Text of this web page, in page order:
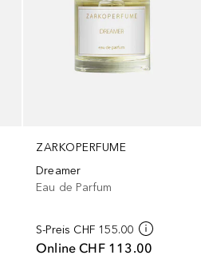
ZARKOPERFUME
Dreamer
Eau de Parfum
S-Preis CHF 155.00
Online CHF 113.00